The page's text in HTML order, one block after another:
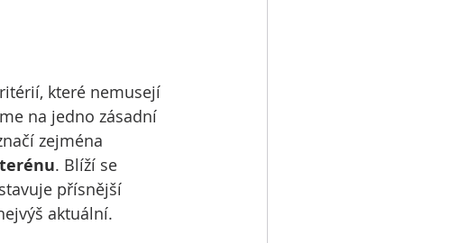
které nemusejí
na jedno zásadní
zejména
. Blíží se
přísnější
aktuální.